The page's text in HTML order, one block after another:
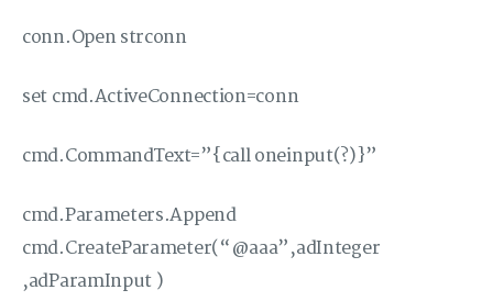
conn.Open strconn
set cmd.ActiveConnection=conn
cmd.CommandText=”{call oneinput(?)}”
cmd.Parameters.Append
cmd.CreateParameter(“@aaa”,adInteger
,adParamInput )